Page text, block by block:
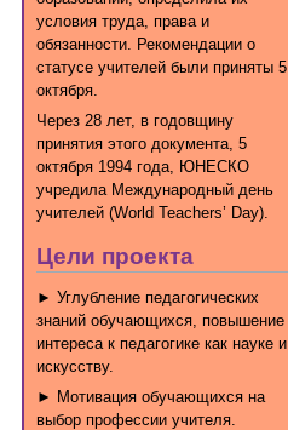
условия труда, права и
обязанности. Рекомендации о
статусе учителей были приняты 5
октября.
Через 28 лет, в годовщину
принятия этого документа, 5
октября 1994 года, ЮНЕСКО
учредила Международный день
учителей (World Teachers’ Day).
Цели проекта
► Углубление педагогических
знаний обучающихся, повышение
интереса к педагогике как науке и
искусству.
► Мотивация обучающихся на
выбор профессии учителя.